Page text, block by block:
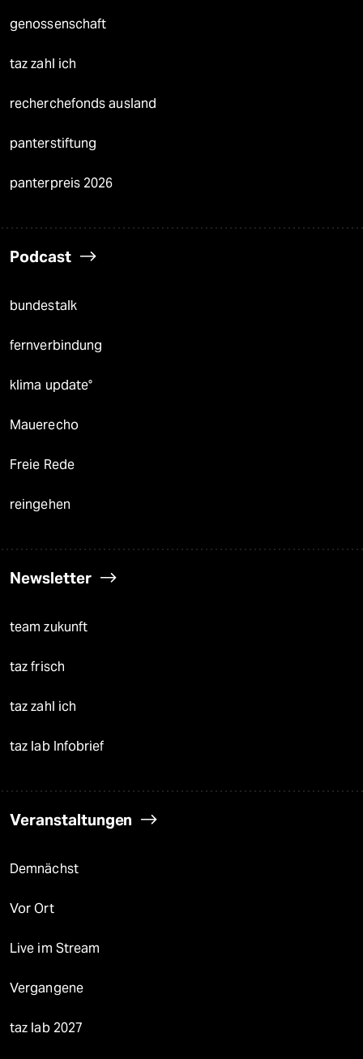
genossenschaft
taz zahl ich
recherchefonds ausland
panterstiftung
panterpreis 2026
Podcast
bundestalk
fernverbindung
klima update°
Mauerecho
Freie Rede
reingehen
Newsletter
team zukunft
taz frisch
taz zahl ich
taz lab Infobrief
Veranstaltungen
Demnächst
Vor Ort
Live im Stream
Vergangene
taz lab 2027